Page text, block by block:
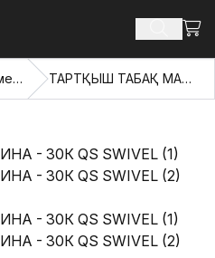
Іздеу
Адаптерлер мен тартатын көздер ТАРТҚЫШ ТАБАҚ МАШИНА - 30К QS SWIVEL